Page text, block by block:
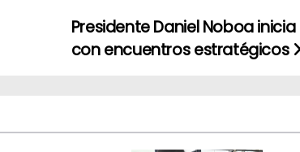
Presidente Daniel Noboa
con encuentros estratégicos